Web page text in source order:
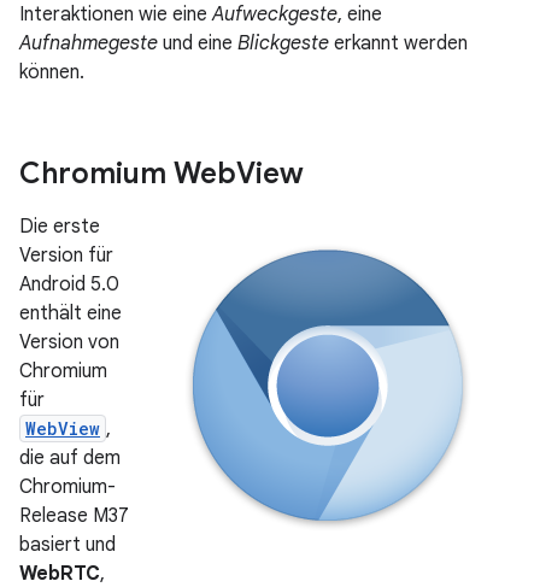
Interaktionen wie eineAufweckgeste, eine
Aufnahmegeste und eine Blickgeste erkannt werden
können.
Chromium WebView
Die erste
Version für
Android 5.0
enthält eine
Version von
Chromium
für
WebView ,
die auf dem
Chromium-
Release M37
basiert und
WebRTC,